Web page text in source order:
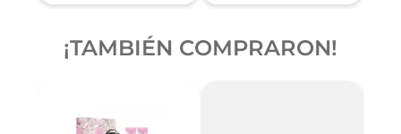
¡TAMBIÉN COMPRARON!